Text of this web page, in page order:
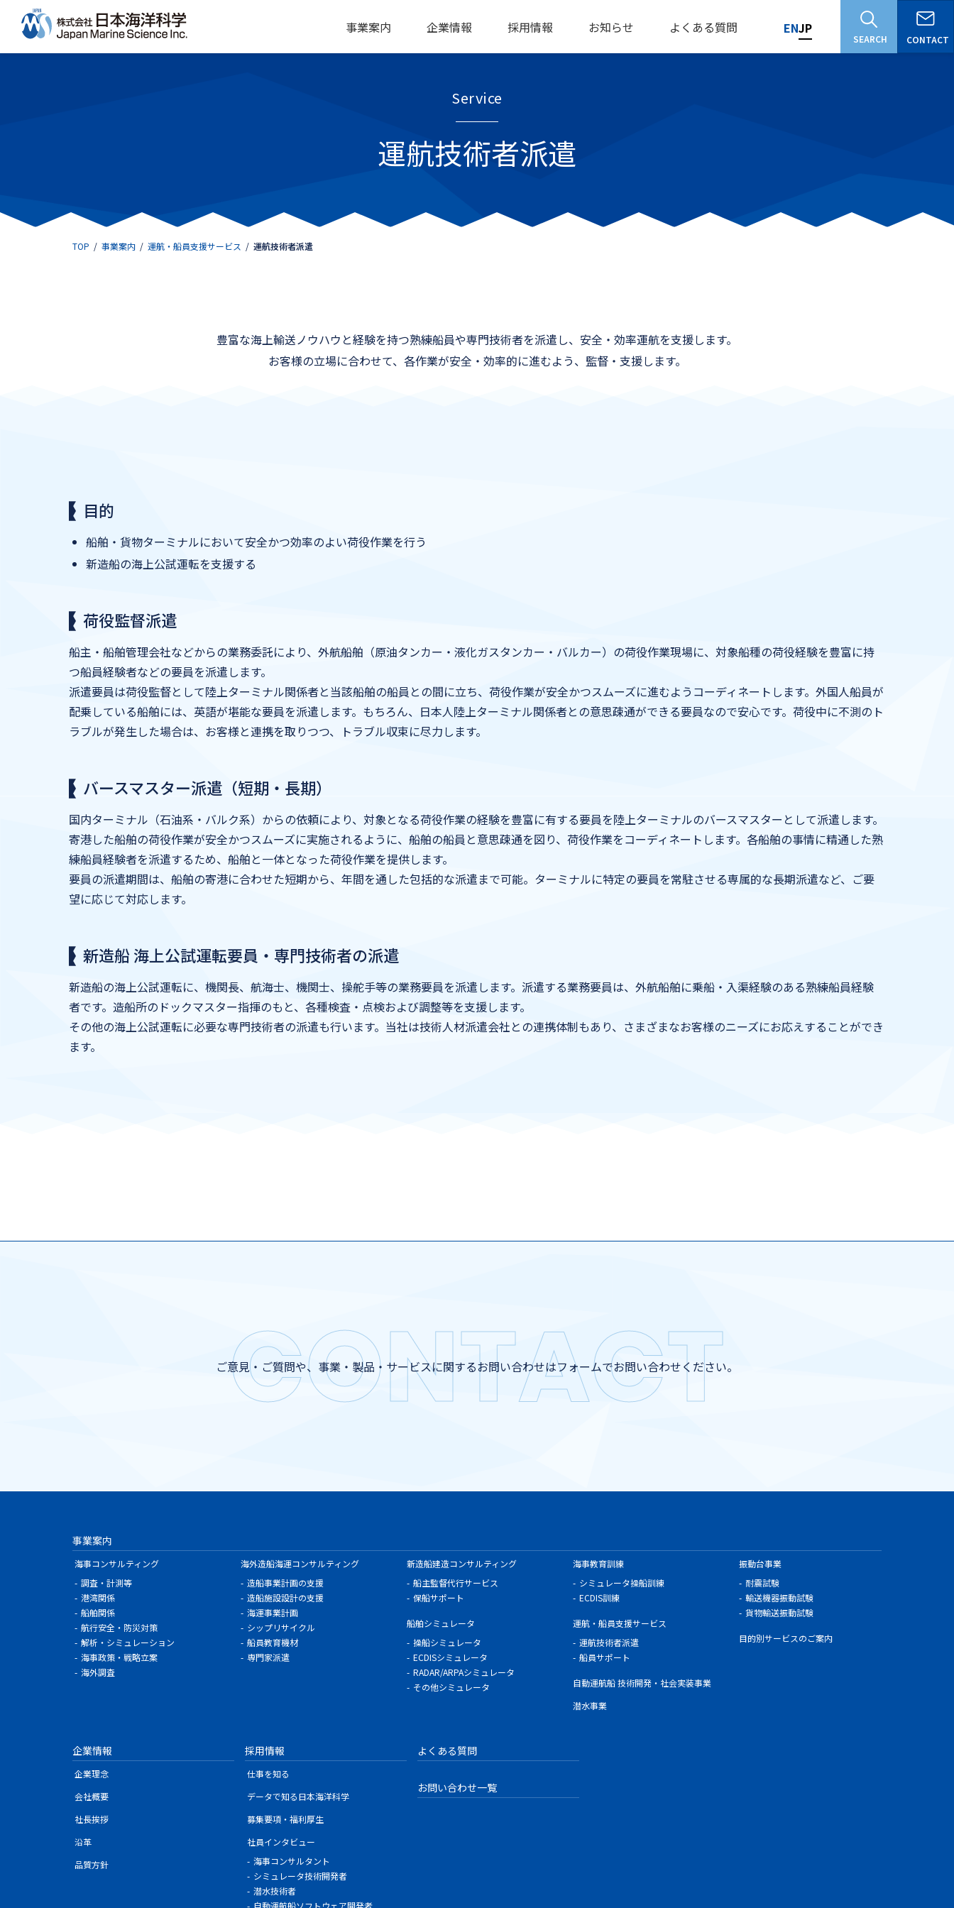
テ
ゲ
事業案内 企業情報 採用情報 お知らせ よくある質問 ENJP
SEARCH CONTACT
Service
運航技術者派遣
TOP 事業案内 運航・船員支援サービス 運航技術者派遣
豊富な海上輸送ノウハウと経験を持つ熟練船員や専門技術者を派遣し、安全・効率運航を支援します。
お客様の立場に合わせて、各作業が安全・効率的に進むよう、監督・支援します。
目的
船舶・貨物ターミナルにおいて安全かつ効率のよい荷役作業を行う
新造船の海上公試運転を支援する
荷役監督派遣
船主・船舶管理会社などからの業務委託により、外航船舶（原油タンカー・液化ガスタンカー・バルカー）の荷役作業現場に、対象船種の荷役経験を豊富に持
つ船員経験者などの要員を派遣します。
派遣要員は荷役監督として陸上ターミナル関係者と当該船舶の船員との間に立ち、荷役作業が安全かつスムーズに進むようコーディネートします。外国人船員が
配乗している船舶には、英語が堪能な要員を派遣します。もちろん、日本人陸上ターミナル関係者との意思疎通ができる要員なので安心です。荷役中に不測のト
ラブルが発生した場合は、お客様と連携を取りつつ、トラブル収束に尽力します。
バースマスター派遣（短期・長期）
国内ターミナル（石油系・バルク系）からの依頼により、対象となる荷役作業の経験を豊富に有する要員を陸上ターミナルのバースマスターとして派遣します。
寄港した船舶の荷役作業が安全かつスムーズに実施されるように、船舶の船員と意思疎通を図り、荷役作業をコーディネートします。各船舶の事情に精通した熟
練船員経験者を派遣するため、船舶と一体となった荷役作業を提供します。
要員の派遣期間は、船舶の寄港に合わせた短期から、年間を通した包括的な派遣まで可能。ターミナルに特定の要員を常駐させる専属的な長期派遣など、ご要
望に応じて対応します。
新造船 海上公試運転要員・専門技術者の派遣
新造船の海上公試運転に、機関長、航海士、機関士、操舵手等の業務要員を派遣します。派遣する業務要員は、外航船舶に乗船・入渠経験のある熟練船員経験
者です。造船所のドックマスター指揮のもと、各種検査・点検および調整等を支援します。
その他の海上公試運転に必要な専門技術者の派遣も行います。当社は技術人材派遣会社との連携体制もあり、さまざまなお客様のニーズにお応えすることができ
ます。
CONTACT
ご意見・ご質問や、事業・製品・サービスに関するお問い合わせはフォームでお問い合わせください。
事業案内
海事コンサルティング
調査・計測等
港湾関係
船舶関係
航行安全・防災対策
解析・シミュレーション
海事政策・戦略立案
海外調査
海外造船海運コンサルティング
造船事業計画の支援
造船施設設計の支援
海運事業計画
シップリサイクル
船員教育機材
専門家派遣
新造船建造コンサルティング
船主監督代行サービス
保船サポート
船舶シミュレータ
操船シミュレータ
ECDISシミュレータ
RADAR/ARPAシミュレータ
その他シミュレータ
海事教育訓練
シミュレータ操船訓練
ECDIS訓練
運航・船員支援サービス
運航技術者派遣
船員サポート
自動運航船 技術開発・社会実装事業
潜水事業
振動台事業
耐震試験
輸送機器振動試験
貨物輸送振動試験
目的別サービスのご案内
企業情報
企業理念
会社概要
社長挨拶
沿革
品質方針
採用情報
仕事を知る
データで知る日本海洋科学
募集要項・福利厚生
社員インタビュー
海事コンサルタント
シミュレータ技術開発者
潜水技術者
よくある質問
お問い合わせ一覧